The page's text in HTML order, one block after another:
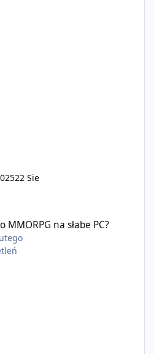
22 Sie
MMORPG na słabe PC?